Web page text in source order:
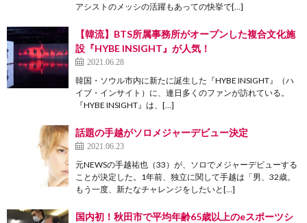
アシストのメッシの活躍もあっての快挙で[…]
【韓流】BTS所属事務所がオープンした複合文化施
設『HYBE INSIGHT』が人気！
2021.06.28
韓国・ソウル市内に新たに誕生した『HYBE INSIGHT』（ハ
イブ・インサイト）に、連日多くのファンが訪れている。
『HYBE INSIGHT』は、[…]
話題の手越がソロメジャーデビュー決定
2021.06.23
元NEWSの手越祐也（33）が、ソロでメジャーデビューする
ことが決定した。1年前、独立に関して手越は「男、32歳。
もう一度、新たなチャレンジをしたいと[…]
国内初！秋田市で平均年齢65歳以上のeスポーツシ